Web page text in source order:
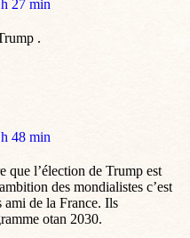
27 min
.
48 min
que l’élection de Trump est
des mondialistes c’est
ami de la France. Ils
otan 2030.